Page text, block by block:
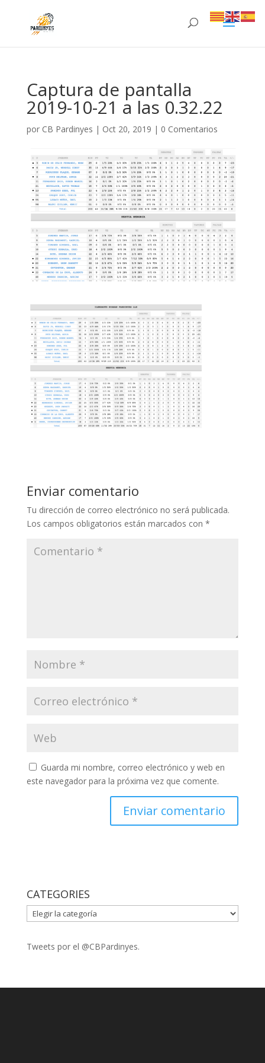
Captura de pantalla
2019-10-21 a las 0.32.22
por CB Pardinyes | Oct 20, 2019 | 0 Comentarios
Enviar comentario
Tu dirección de correo electrónico no será publicada.
Los campos obligatorios están marcados con *
Guarda mi nombre, correo electrónico y web en
este navegador para la próxima vez que comente.
CATEGORIES
CATEGORIES
Tweets por el @CBPardinyes.